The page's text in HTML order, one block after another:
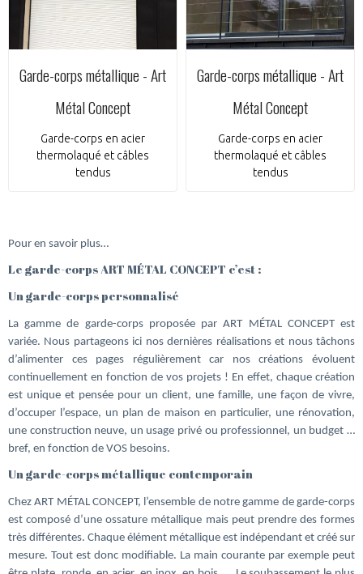
Garde-corps métallique - Art
Métal Concept
Garde-corps en acier
thermolaqué et câbles
tendus
Garde-corps métallique - Art
Métal Concept
Garde-corps en acier
thermolaqué et câbles
tendus
Pour en savoir plus…
Le garde-corps ART MÉTAL CONCEPT c’est :
Un garde-corps personnalisé
La gamme de garde-corps proposée par ART MÉTAL CONCEPT est
variée. Nous partageons ici nos dernières réalisations et nous tâchons
d’alimenter ces pages régulièrement car nos créations évoluent
continuellement en fonction de vos projets ! En effet, chaque création
est unique et pensée pour un client, une famille, une façon de vivre,
d’occuper l’espace, un plan de maison en particulier, une rénovation,
une construction neuve, un usage privé ou professionnel, un budget …
bref, en fonction de VOS besoins.
Un garde-corps métallique contemporain
Chez ART MÉTAL CONCEPT, l’ensemble de notre gamme de garde-corps
est composé d’une ossature métallique mais peut prendre des formes
très différentes. Chaque élément métallique est indépendant et créé sur
mesure. Tout est donc modifiable. La main courante par exemple peut